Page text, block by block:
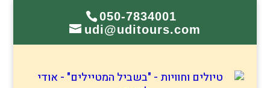
050-7834001
udi@uditours.com